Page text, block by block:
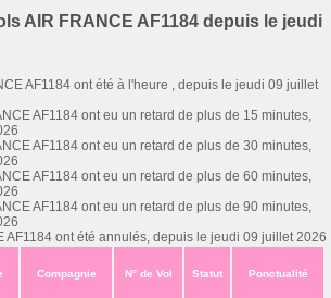
AIR FRANCE AF1184 depuis le jeudi
AF1184 ont été à l'heure , depuis le jeudi 09 juillet
AF1184 ont eu un retard de plus de 15 minutes,
AF1184 ont eu un retard de plus de 30 minutes,
AF1184 ont eu un retard de plus de 60 minutes,
AF1184 ont eu un retard de plus de 90 minutes,
AF1184 ont été annulés, depuis le jeudi 09 juillet 2026
Compagnie N° de Vol Statut Ponctualité